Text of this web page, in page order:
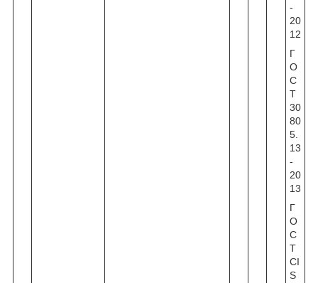
-
20
12
Г
О
С
Т
30
80
5.
13
-
20
13
Г
О
С
Т
CI
S